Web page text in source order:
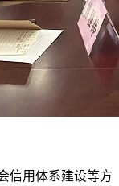
信用体系建设等方